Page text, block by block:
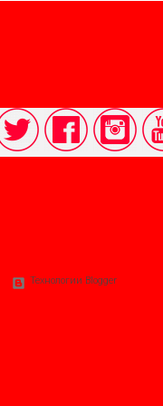
Технологии Blogger